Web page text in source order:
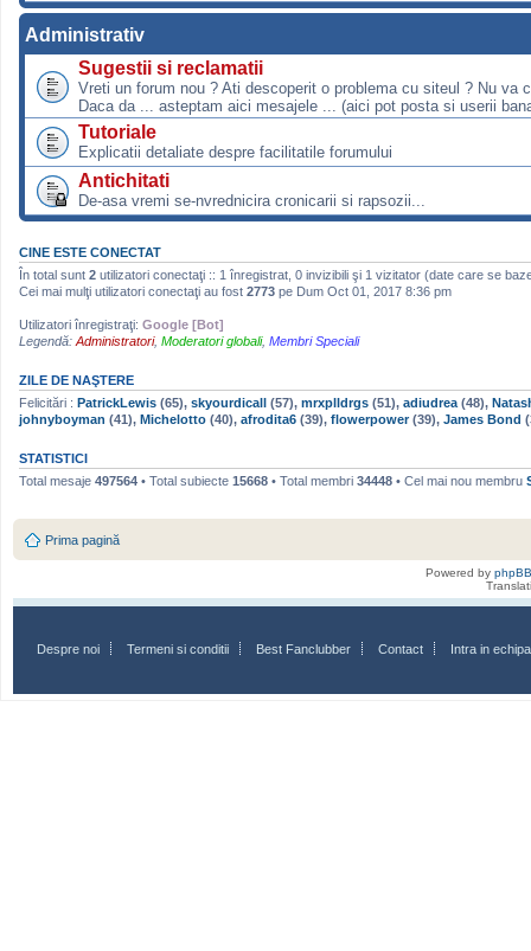
Administrativ
Sugestii si reclamatii
Vreti un forum nou ? Ati descoperit o problema cu siteul ? Nu va
Daca da ... asteptam aici mesajele ... (aici pot posta si userii
Tutoriale
Explicatii detaliate despre facilitatile forumului
Antichitati
De-asa vremi se-nvrednicira cronicarii si rapsozii...
CINE ESTE CONECTAT
În total sunt 2 utilizatori conectaţi :: 1 înregistrat, 0 invizibili şi 1 vizitator (date care se
Cei mai mulţi utilizatori conectaţi au fost 2773 pe Dum Oct 01, 2017 8:36 pm
Utilizatori înregistraţi: Google [Bot]
Legendă: Administratori, Moderatori globali, Membri Speciali
ZILE DE NAŞTERE
Felicitări : PatrickLewis (65), skyourdicall (57), mrxplldrgs (51), adiudrea (48),
johnyboyman (41), Michelotto (40), afrodita6 (39), flowerpower(39), James Bond
STATISTICI
Total mesaje 497564 • Total subiecte 15668 • Total membri 34448 • Cel mai nou membru
Prima pagină
Powered by phpBB
Despre noi Termeni si conditii Best Fanclubber Contact Intra in